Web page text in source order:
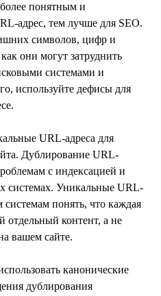
понятным и
адрес, тем лучше для SEO.
символов, цифр и
они могут затруднить
системами и
используйте дефисы для
URL-адреса для
Дублирование URL-
с индексацией и
системах. Уникальные URL-
понять, что каждая
отдельный контент, а не
вашем сайте.
канонические
дублирования